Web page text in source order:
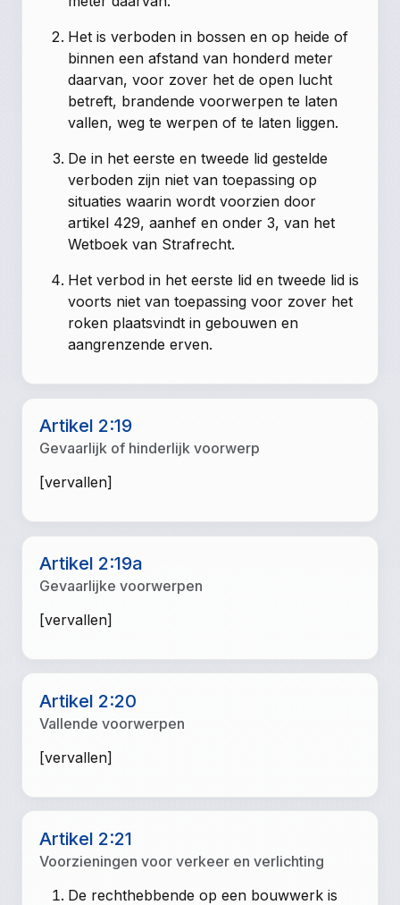
Het is verboden in bossen en op heide of
binnen een afstand van honderd meter
daarvan, voor zover het de open lucht
betreft, brandende voorwerpen te laten
vallen, weg te werpen of te laten liggen.
De in het eerste en tweede lid gestelde
verboden zijn niet van toepassing op
situaties waarin wordt voorzien door
artikel 429, aanhef en onder 3, van het
Wetboek van Strafrecht.
Het verbod in het eerste lid en tweede lid is
voorts niet van toepassing voor zover het
roken plaatsvindt in gebouwen en
aangrenzende erven.
Artikel 2:19
Gevaarlijk of hinderlijk voorwerp
[vervallen]
Artikel 2:19a
Gevaarlijke voorwerpen
[vervallen]
Artikel 2:20
Vallende voorwerpen
[vervallen]
Artikel 2:21
Voorzieningen voor verkeer en verlichting
De rechthebbende op een bouwwerk is